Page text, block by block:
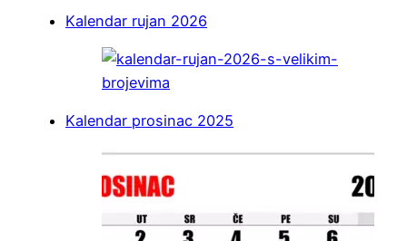
Kalendar rujan 2026
Kalendar prosinac 2025